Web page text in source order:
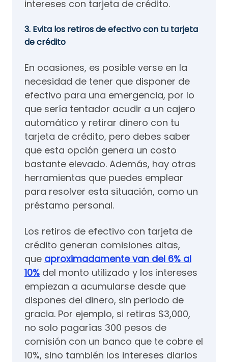
intereses con tarjeta de crédito.
3. Evita los retiros de efectivo con tu tarjeta
de crédito
En ocasiones, es posible verse en la
necesidad de tener que disponer de
efectivo para una emergencia, por lo
que sería tentador acudir a un cajero
automático y retirar dinero con tu
tarjeta de crédito, pero debes saber
que esta opción genera un costo
bastante elevado. Además, hay otras
herramientas que puedes emplear
para resolver esta situación, como un
préstamo personal.
Los retiros de efectivo con tarjeta de
crédito generan comisiones altas,
que aproximadamente van del 6% al
10% del monto utilizado y los intereses
empiezan a acumularse desde que
dispones del dinero, sin periodo de
gracia. Por ejemplo, si retiras $3,000,
no solo pagarías 300 pesos de
comisión con un banco que te cobre el
10%, sino también los intereses diarios